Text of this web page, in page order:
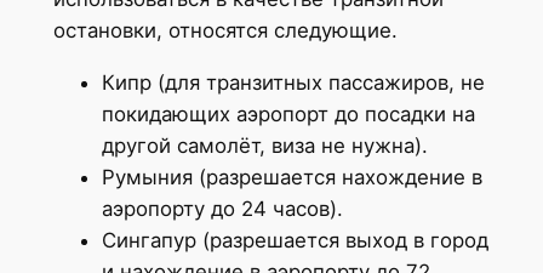
остановки, относятся следующие.
Кипр (для транзитных пассажиров, не
покидающих аэропорт до посадки на
другой самолёт, виза не нужна).
Румыния (разрешается нахождение в
аэропорту до 24 часов).
Сингапур (разрешается выход в город